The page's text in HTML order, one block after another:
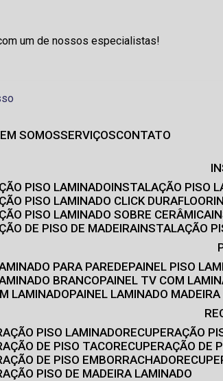
um de nossos especialistas!
SOMOS SERVIÇOS CONTATO
PISO LAMINADO INSTALAÇÃO PISO
PISO LAMINADO CLICK DURAFLOOR
PISO LAMINADO SOBRE CERÂMICA
DE PISO DE MADEIRA INSTALAÇÃO
PARA PAREDE PAINEL PISO
BRANCO PAINEL TV COM
LAMINADO PAINEL LAMINADO MADEIRA
PISO LAMINADO RECUPERAÇÃO
DE PISO TACO RECUPERAÇÃO DE
DE PISO EMBORRACHADO
PISO DE MADEIRA LAMINADO